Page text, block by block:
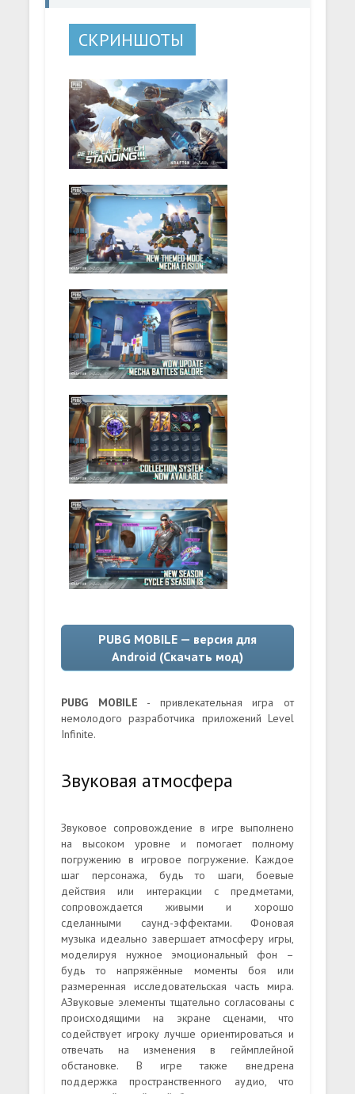
СКРИНШОТЫ
PUBG MOBILE — версия для
Android (Скачать мод)
PUBG MOBILE - привлекательная игра от
немолодого разработчика приложений Level
Infinite.
Звуковая атмосфера
Звуковое сопровождение в игре выполнено
на высоком уровне и помогает полному
погружению в игровое погружение. Каждое
шаг персонажа, будь то шаги, боевые
действия или интеракции с предметами,
сопровождается живыми и хорошо
сделанными саунд-эффектами. Фоновая
музыка идеально завершает атмосферу игры,
моделируя нужное эмоциональный фон –
будь то напряжённые моменты боя или
размеренная исследовательская часть мира.
АЗвуковые элементы тщательно согласованы с
происходящими на экране сценами, что
содействует игроку лучше ориентироваться и
отвечать на изменения в геймплейной
обстановке. В игре также внедрена
поддержка пространственного аудио, что